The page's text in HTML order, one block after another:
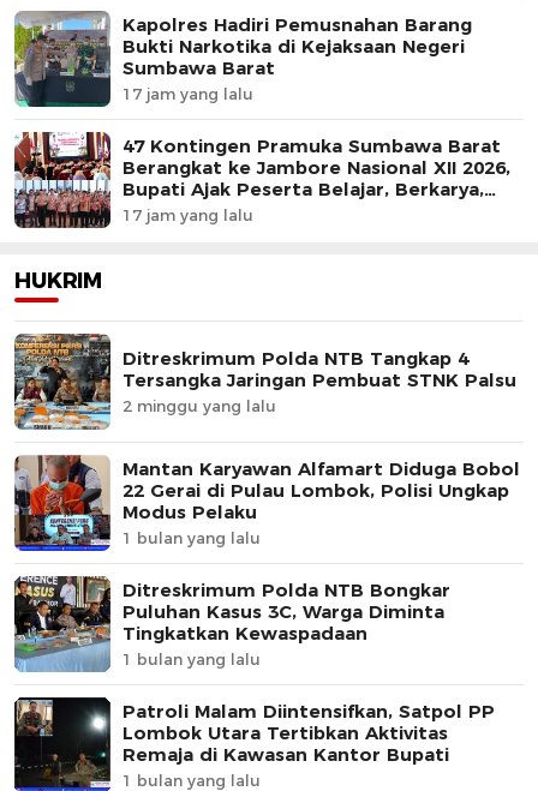
Kapolres Hadiri Pemusnahan Barang
Bukti Narkotika di Kejaksaan Negeri
Sumbawa Barat
17 jam yang lalu
47 Kontingen Pramuka Sumbawa Barat
Berangkat ke Jambore Nasional XII 2026,
Bupati Ajak Peserta Belajar, Berkarya,
dan Harumkan Nama Daerah
17 jam yang lalu
HUKRIM
Ditreskrimum Polda NTB Tangkap 4
Tersangka Jaringan Pembuat STNK Palsu
2 minggu yang lalu
Mantan Karyawan Alfamart Diduga Bobol
22 Gerai di Pulau Lombok, Polisi Ungkap
Modus Pelaku
1 bulan yang lalu
Ditreskrimum Polda NTB Bongkar
Puluhan Kasus 3C, Warga Diminta
Tingkatkan Kewaspadaan
1 bulan yang lalu
Patroli Malam Diintensifkan, Satpol PP
Lombok Utara Tertibkan Aktivitas
Remaja di Kawasan Kantor Bupati
1 bulan yang lalu